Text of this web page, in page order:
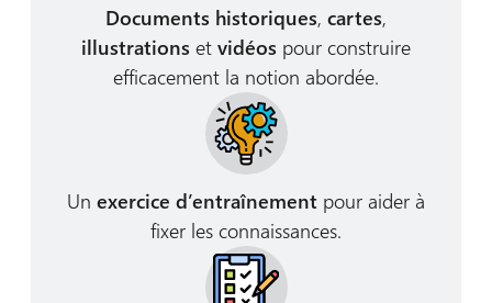
Documents historiques, cartes,
illustrations et vidéos pour construire
efficacement la notion abordée.
Un exercice d’entraînement pour aider à
fixer les connaissances.